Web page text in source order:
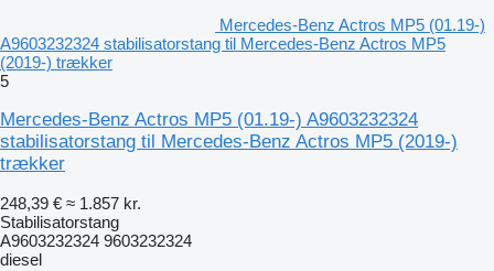
Mercedes-Benz Actros MP5 (01.19-)
A9603232324 stabilisatorstang til Mercedes-Benz Actros MP5
(2019-) trækker
5
Mercedes-Benz Actros MP5 (01.19-) A9603232324
stabilisatorstang til Mercedes-Benz Actros MP5 (2019-)
trækker
248,39 € ≈ 1.857 kr.
Stabilisatorstang
A9603232324 9603232324
diesel